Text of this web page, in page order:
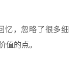
忆，忽略了很多细
值的点。